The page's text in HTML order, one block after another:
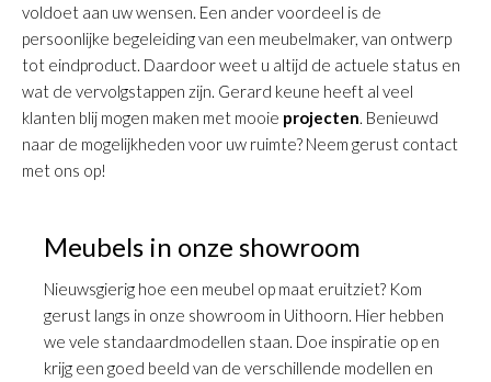
voldoet aan uw wensen. Een ander voordeel is de
persoonlijke begeleiding van een meubelmaker, van ontwerp
tot eindproduct. Daardoor weet u altijd de actuele status en
wat de vervolgstappen zijn. Gerard keune heeft al veel
klanten blij mogen maken met mooie projecten . Benieuwd
naar de mogelijkheden voor uw ruimte? Neem gerust contact
met ons op!
Meubels in onze showroom
Nieuwsgierig hoe een meubel op maat eruitziet? Kom
gerust langs in onze showroom in Uithoorn. Hier hebben
we vele standaardmodellen staan. Doe inspiratie op en
krijg een goed beeld van de verschillende modellen en